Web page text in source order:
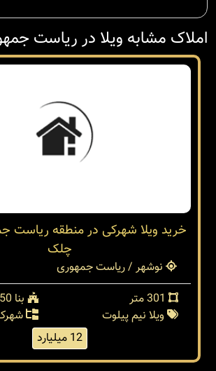
املاک مشابه ویلا در ریاست
خرید ویلا شهرکی در منطقه ریاست
چلک
نوشهر / ریاست جمهوری
بنا 150 متر
ویلا نیم پیلوت
12 میلیارد